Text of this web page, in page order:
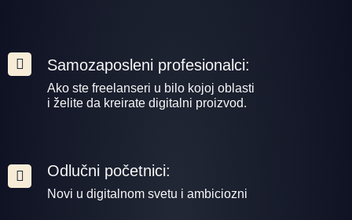
Samozaposleni profesionalci:
Ako ste freelanseri u bilo kojoj oblasti
i želite da kreirate digitalni proizvod.
Odlučni početnici:
Novi u digitalnom svetu i ambiciozni